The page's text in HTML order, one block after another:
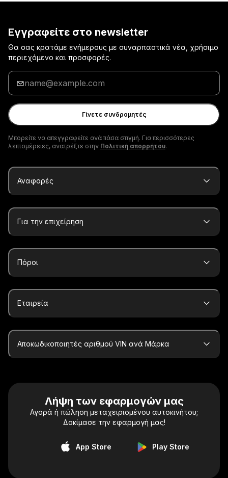
Εγγραφείτε στο newsletter
Θα σας κρατάμε ενήμερους με συναρπαστικά νέα, χρήσιμο
περιεχόμενο και προσφορές.
Εισαγάγετε
email
σας
Γίνετε συνδρομητές
Μπορείτε να απεγγραφείτε ανά πάσα στιγμή. Για περισσότερες
λεπτομέρειες, ανατρέξτε στην Πολιτική απορρήτου.
Αναφορές
Για την επιχείρηση
Πόροι
Εταιρεία
Αποκωδικοποιητές αριθμού VIN ανά Μάρκα
Λήψη των εφαρμογών μας
Αγορά ή πώληση μεταχειρισμένου αυτοκινήτου;
Δοκίμασε την εφαρμογή μας!
App Store Play Store